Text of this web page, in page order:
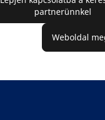
partnerünnkel
Weboldal